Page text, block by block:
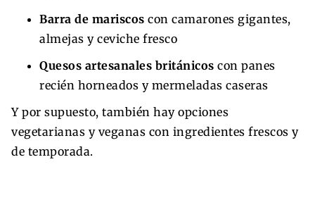
Barra de mariscos con camarones gigantes,
almejas y ceviche fresco
Quesos artesanales británicos con panes
recién horneados y mermeladas caseras
Y por supuesto, también hay opciones
vegetarianas y veganas con ingredientes frescos y
de temporada.